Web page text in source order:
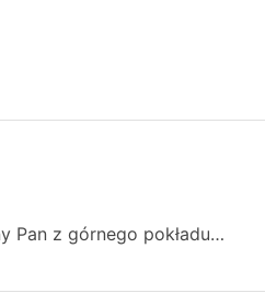
Pan z górnego pokładu…